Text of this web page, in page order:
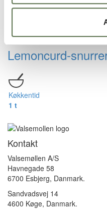
Køkkentid
Lemoncurd-
Køkkentid
1 t
Kontakt
Valsemøllen A/S
Havnegade 58
6700 Esbjerg, Danmark.
Sandvadsvej 14
4600 Køge, Danmark.